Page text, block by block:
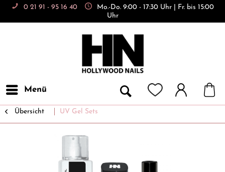
0 21 91 - 95 16 40
Mo.-Do. 9:00 - 17:30 Uhr | Fr. bis 15:00
Uhr
Menü
Übersicht UV Gel Sets